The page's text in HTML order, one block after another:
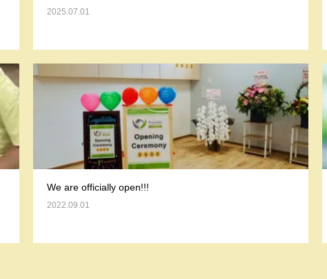
2025.07.01
We are officially open!!!
2022.09.01